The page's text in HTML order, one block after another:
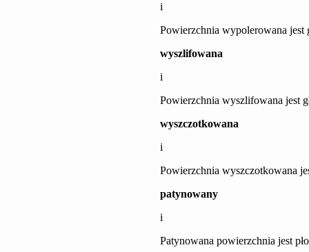
i
Powierzchnia wypolerowana jest
wyszlifowana
i
Powierzchnia wyszlifowana jest
wyszczotkowana
i
Powierzchnia wyszczotkowana
patynowany
i
Patynowana powierzchnia jest